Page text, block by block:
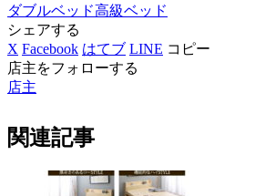
ダブルベッド高級ベッド
シェアする
X Facebook はてブ LINE コピー
店主をフォローする
店主
関連記事